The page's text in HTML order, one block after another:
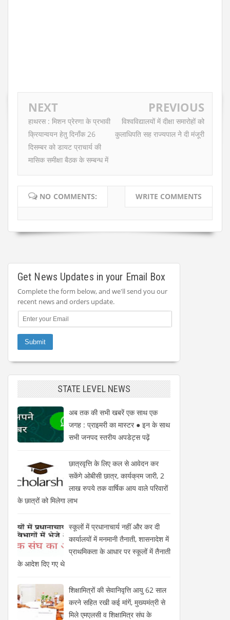
NEXT
हाथरस : मिशन प्रेरणा के प्रभावी
क्रियान्वयन हेतु दिनाँक 26
दिसम्बर को डायट प्राचार्य की
मासिक समीक्षा बैठक के सम्बन्ध में
PREVIOUS
विश्वविद्यालयों में दीक्षा समारोहों को
कुलाधिपति सह राज्यपाल नेे दी मंजूरी
NO COMMENTS: WRITE COMMENTS
Get News Updates in your Email Box
Complete the form below, and we'll send you our
recent news and orders update.
STATE LEVEL NEWS
अब तक की सभी खबरें एक साथ एक
जगह : प्राइमरी का मास्टर ● इन के साथ
सभी जनपद स्तरीय अपडेट्स पढ़ें
छात्रवृत्ति के लिए कल से आवेदन कर
सकेंगे ओबीसी छात्र, कार्यक्रम जारी, 2
लाख रुपये तक वार्षिक आय वाले परिवारों
के छात्रों को मिलेगा लाभ
स्कूलों में प्रधानाचार्य नहीं और कर दी
कार्यालयों में मनमानी तैनाती, शासनादेश में
प्राथमिकता के आधार पर स्कूलों में तैनाती
के आदेश दिए गए थे
शिक्षामित्रों की सेवानिवृत्ति आयु 62 साल
करने सहित रखी कई मांगें, मुख्यमंत्री से
मिले एमएलसी व शिक्षामित्र संघ के